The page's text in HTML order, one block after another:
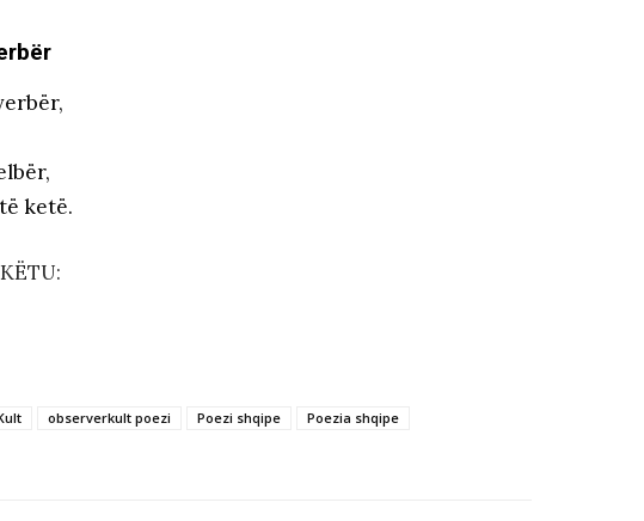
ketë.
KËTU:
observerkult poezi Poezi shqipe
Poezia shqipe